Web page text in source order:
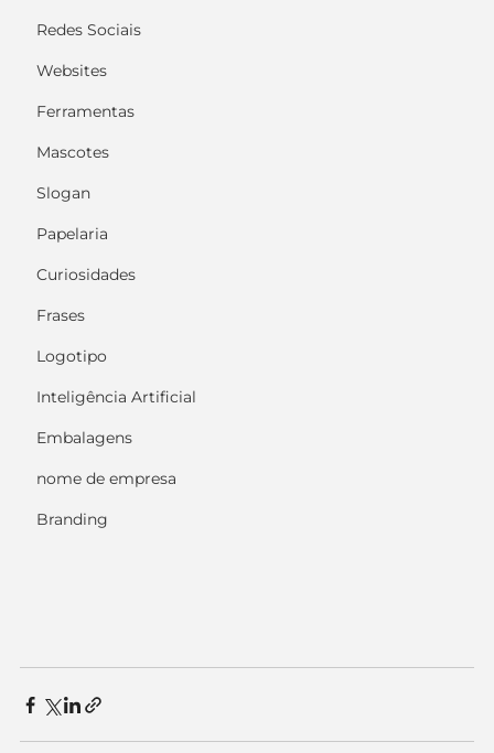
Redes Sociais
Websites
Ferramentas
Mascotes
Slogan
Papelaria
Curiosidades
Frases
Logotipo
Inteligência Artificial
Embalagens
nome de empresa
Branding